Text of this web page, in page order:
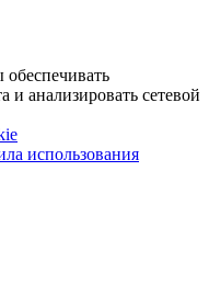
и анализировать сетевой
использования